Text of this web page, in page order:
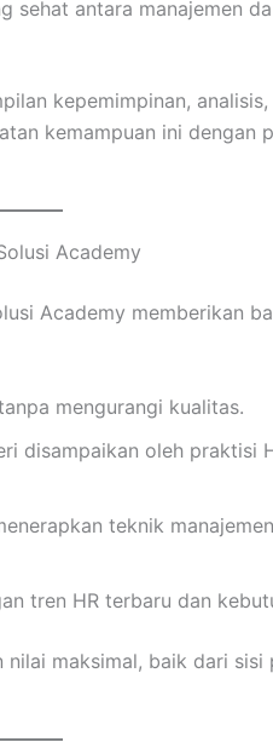
sehat antara manajemen
kepemimpinan,
kemampuan ini dengan
Academy
Academy memberikan
mengurangi kualitas.
disampaikan oleh praktisi
teknik
tren HR terbaru dan
maksimal, baik dari sisi